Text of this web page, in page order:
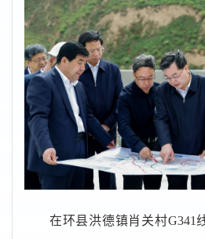
在环县洪德镇肖关村G341